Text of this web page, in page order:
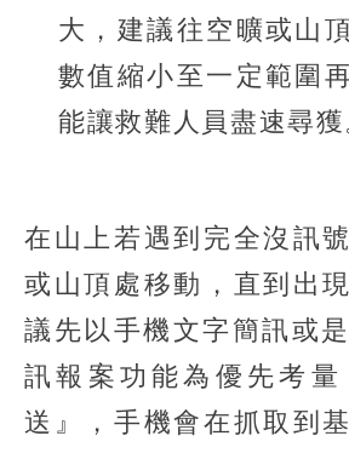
大，建議往空曠或山
數值縮小至一定範圍
能讓救難人員盡速尋獲
在山上若遇到完全沒訊
或山頂處移動，直到出
議先以手機文字簡訊或
訊報案功能為優先考量
送』，手機會在抓取到